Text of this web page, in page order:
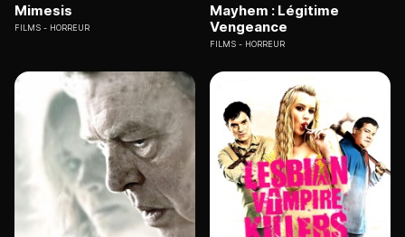
Mimesis
FILMS HORREUR
Mayhem : Légitime
Vengeance
FILMS HORREUR